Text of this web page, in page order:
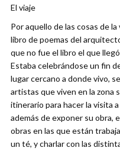
El viaje
Por aquello de las cosas de
libro de poemas del
que no fue el libro el que
Estaba celebrándose un fin
lugar cercano a donde vivo,
artistas que viven en la zona
itinerario para hacer la visita
además de exponer su obra,
obras en las que están
un té, y charlar con las